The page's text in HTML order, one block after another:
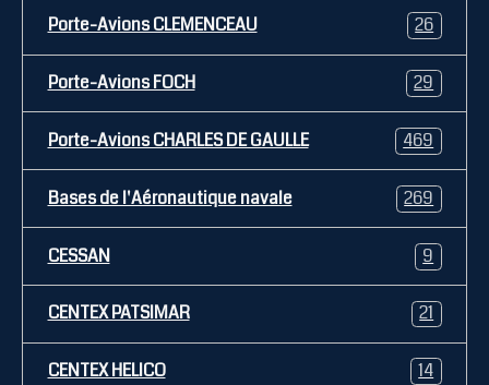
Porte-Avions CLEMENCEAU 26
Porte-Avions FOCH 29
Porte-Avions CHARLES DE GAULLE 469
Bases de l'Aéronautique navale 269
CESSAN 9
CENTEX PATSIMAR 21
CENTEX HELICO 14